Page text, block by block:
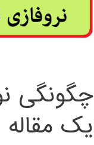
چگونگی
یک